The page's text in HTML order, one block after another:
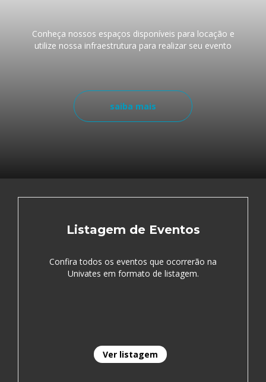
Conheça nossos espaços disponíveis para locação e
utilize nossa infraestrutura para realizar seu evento
saiba mais
Listagem de Eventos
Confira todos os eventos que ocorrerão na
Univates em formato de listagem.
Ver listagem